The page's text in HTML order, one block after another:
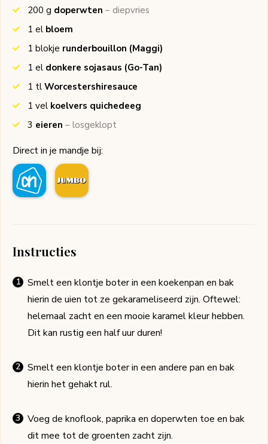
200 g doperwten – diepvries
1 el bloem
1 blokje runderbouillon (Maggi)
1 el donkere sojasaus (Go-Tan)
1 tl Worcestershiresauce
1 vel koelvers quichedeeg
3 eieren – losgeklopt
Direct in je mandje bij:
Instructies
Smelt een klontje boter in een koekenpan en bak
hierin de uien tot ze gekarameliseerd zijn. Oftewel:
helemaal zacht en een mooie karamel kleur hebben.
Dit kan rustig een half uur duren!
Smelt een klontje boter in een andere pan en bak
hierin het gehakt rul.
Voeg de knoflook, paprika en doperwten toe en bak
dit mee tot de groenten zacht zijn.